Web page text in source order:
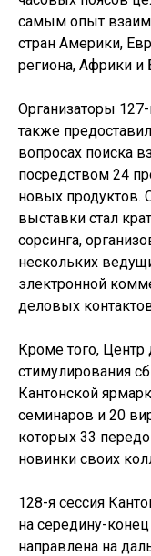
самым опыт
стран Америки,
региона, Африки и
Организаторы
также
вопросах поиска
посредством 24
новых продуктов.
выставки стал
сорсинга,
нескольких
электронной
деловых
Кроме того, Центр
стимулирования
Кантонской
семинаров и 20
которых 33
новинки своих
128-я сессия
на середину-конец
направлена на